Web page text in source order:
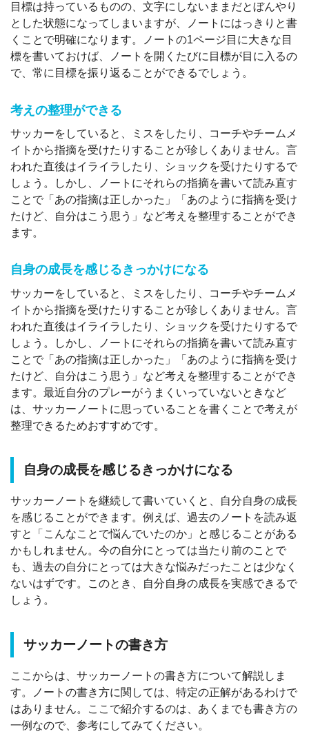
目標は持っているものの、文字にしないままだとぼんやり
とした状態になってしまいますが、ノートにはっきりと書
くことで明確になります。ノートの1ページ目に大きな目
標を書いておけば、ノートを開くたびに目標が目に入るの
で、常に目標を振り返ることができるでしょう。
考えの整理ができる
サッカーをしていると、ミスをしたり、コーチやチームメ
イトから指摘を受けたりすることが珍しくありません。言
われた直後はイライラしたり、ショックを受けたりするで
しょう。しかし、ノートにそれらの指摘を書いて読み直す
ことで「あの指摘は正しかった」「あのように指摘を受け
たけど、自分はこう思う」など考えを整理することができ
ます。
自身の成長を感じるきっかけになる
サッカーをしていると、ミスをしたり、コーチやチームメ
イトから指摘を受けたりすることが珍しくありません。言
われた直後はイライラしたり、ショックを受けたりするで
しょう。しかし、ノートにそれらの指摘を書いて読み直す
ことで「あの指摘は正しかった」「あのように指摘を受け
たけど、自分はこう思う」など考えを整理することができ
ます。最近自分のプレーがうまくいっていないときなど
は、サッカーノートに思っていることを書くことで考えが
整理できるためおすすめです。
自身の成長を感じるきっかけになる
サッカーノートを継続して書いていくと、自分自身の成長
を感じることができます。例えば、過去のノートを読み返
すと「こんなことで悩んでいたのか」と感じることがある
かもしれません。今の自分にとっては当たり前のことで
も、過去の自分にとっては大きな悩みだったことは少なく
ないはずです。このとき、自分自身の成長を実感できるで
しょう。
サッカーノートの書き方
ここからは、サッカーノートの書き方について解説しま
す。ノートの書き方に関しては、特定の正解があるわけで
はありません。ここで紹介するのは、あくまでも書き方の
一例なので、参考にしてみてください。